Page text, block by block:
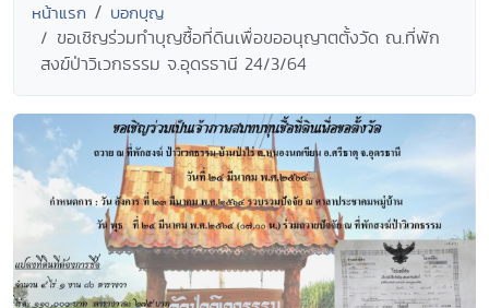
หน้าแรก บอกบุญ
ขอเชิญร่วมทำบุญซื้อที่ดินเพื่อขออนุญาตตั้งวัด ณ.ที่พัก
สงฆ์ป่าวิเวกธรรม จ.อุดรธานี 24/3/64